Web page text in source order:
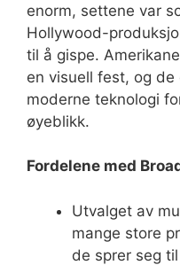
enorm, settene var
Hollywood-
til å gispe.
en visuell fest, og
moderne teknologi
øyeblikk.
Fordelene med
Utvalget av
mange store
de sprer seg